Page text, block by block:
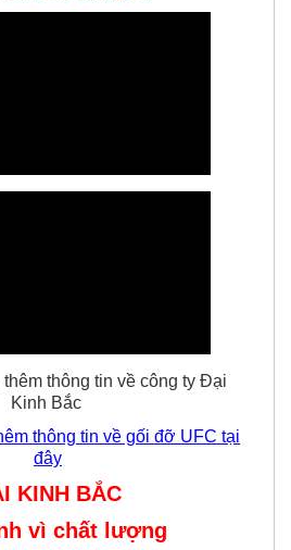
thêm thông tin về công ty Đại
Kinh Bắc
thông tin về gối đỡ UFC tại
đây
KINH BẮC
vì chất lượng